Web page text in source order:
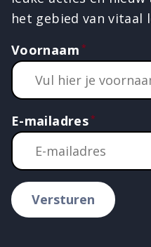
het gebied van vitaal
Voornaam
E-mailadres
Versturen